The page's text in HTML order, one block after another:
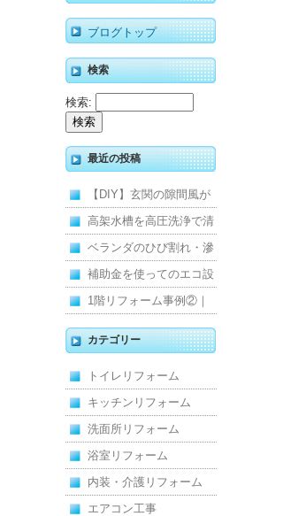
ブログトップ
検索
検索:
最近の投稿
【DIY】玄関の隙間風が
寒くて断熱ドアに交換し
ました
高架水槽を高圧洗浄で清
掃！衛生的な給水環境を
維持｜施工事例
ベランダのひび割れ・滲
みを解消！賃貸マンショ
ン防水工事
補助金を使ってのエコ設
備住宅リフォーム
1階リフォーム事例②｜
キッチン・床・収納を一
新し、扉新設で動線を整
えた全面改修
カテゴリー
トイレリフォーム
キッチンリフォーム
洗面所リフォーム
浴室リフォーム
内装・介護リフォーム
エアコン工事